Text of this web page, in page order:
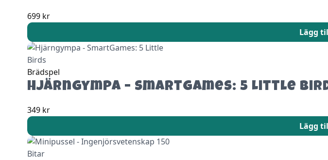
699 kr
Lägg
Brädspel
Hjärngympa – SmartGames: 5 Little
349 kr
Lägg